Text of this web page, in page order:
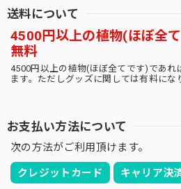
間髪入れずありがとうご
も10株更新いたしますので
にお待ちいたしております
また購入させて頂きました♪ 写真
に表皮がゴツゴツしていて野生味
ゃ気に入りました！ また似たよう
送料について
4500円以上の植物(ほぼ全
無料
4500円以上の植物(ほぼ全てです)であれ
ます。ただしグッズに関しては有料にな
お支払い方法について
次の方法がご利用頂けます。
クレジットカード キャリア決